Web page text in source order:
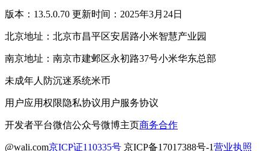
版本：13.5.0.70 更新时间：2025年3月24日
北京地址：北京市昌平区安居路小米智慧产业园
南京地址：南京市建邺区永初路37号小米华东总部
未成年人防沉迷系统米币
用户应用权限隐私协议用户服务协议
开发者平台微信公众号微博主页商务合作
@wali.com京ICP证110335号 京ICP备17017388号-1营业执照